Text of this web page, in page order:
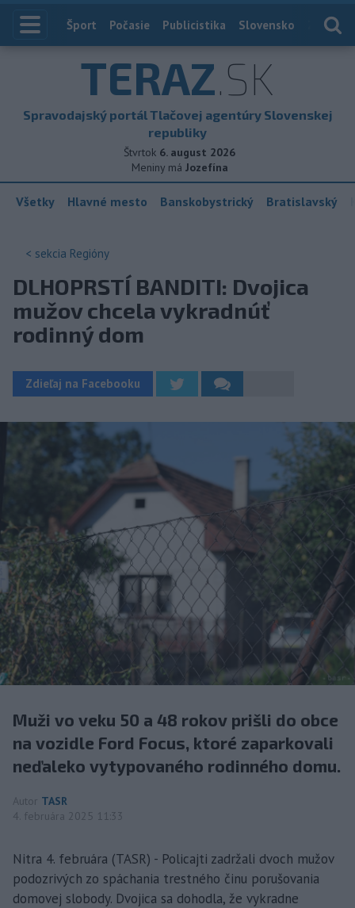
Index
Šport Počasie Publicistika Slovensko
TERAZ.SK
Spravodajský portál Tlačovej agentúry Slovenskej
republiky
Štvrtok 6. august 2026
Meniny má Jozefína
Všetky Hlavné mesto Banskobystrický Bratislavský
< sekcia Regióny
DLHOPRSTÍ BANDITI: Dvojica
mužov chcela vykradnúť
rodinný dom
Zdieľaj na Facebooku
Muži vo veku 50 a 48 rokov prišli do obce
na vozidle Ford Focus, ktoré zaparkovali
neďaleko vytypovaného rodinného domu.
Autor TASR
4. februára 2025 11:33
Nitra 4. februára (TASR) - Policajti zadržali dvoch mužov
podozrivých zo spáchania trestného činu porušovania
domovej slobody. Dvojica sa dohodla, že vykradne